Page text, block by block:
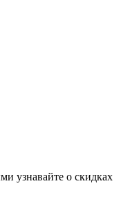
узнавайте о скидках